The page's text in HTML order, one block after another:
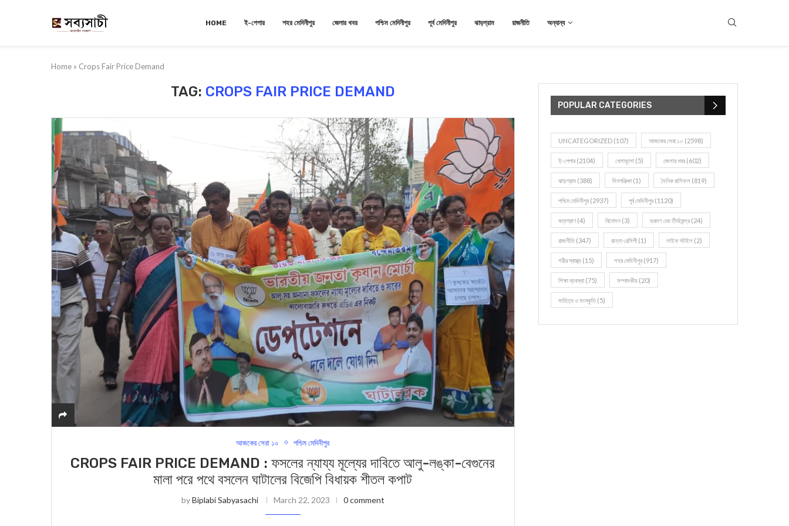
HOME ই-পেপার শহর মেদিনীপুর জেলার খবর পশ্চিম মেদিনীপুর পূর্ব মেদিনীপুর ঝাড়গ্রাম রাজনীতি অন্যান্য
Home » Crops Fair Price Demand
TAG: CROPS FAIR PRICE DEMAND
আজকের সেরা ১০ পশ্চিম মেদিনীপুর
CROPS FAIR PRICE DEMAND : ফসলের ন্যায্য মূল্যের দাবিতে আলু-লঙ্কা-বেগুনের
মালা পরে পথে বসলেন ঘাটালের বিজেপি বিধায়ক শীতল কপাট
byBiplabi Sabyasachi March 22, 2023 0 comment
POPULAR CATEGORIES
UNCATEGORIZED (107) আজকের সেরা ১০ (2598)
ই-পেপার (2104) খেলাধূলো (5) জেলার খবর (602)
ঝাড়গ্রাম (388) দিনপঞ্জিকা (1) দৈনিক রাশিফল (819)
পশ্চিম মেদিনীপুর (2937) পূর্ব মেদিনীপুর (1120)
বন্যপ্রাণ (4) বিনোদন (3) ভ্রমণ এবং তীর্থকেন্দ্র (24)
রাজনীতি(347) রান্না-রেসিপী (1) লাইফ স্টাইল (2)
শরীর স্বাস্থ্য (15) শহর মেদিনীপুর (917)
শিক্ষা ব্যবস্থা (75) সম্পাদকীয় (20)
সাহিত্য ও সংস্কৃতি(5)